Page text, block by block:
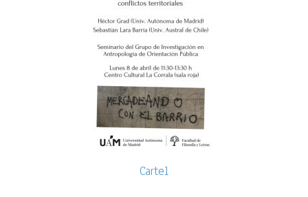
Cartel